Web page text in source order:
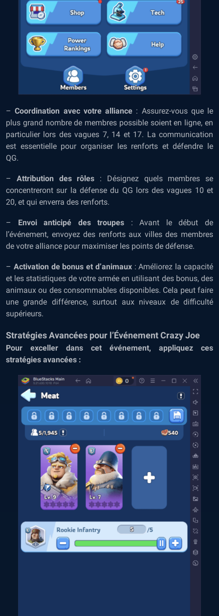
–Coordination avec votre alliance : Assurez-vous que le
plus grand nombre de membres possible soient en ligne, en
particulier lors des vagues 7, 14 et 17. La communication
est essentielle pour organiser les renforts et défendre le
QG.
– Attribution des rôles : Désignez quels membres se
concentreront sur la défense du QG lors des vagues 10 et
20, et qui enverra des renforts.
– Envoi anticipé des troupes : Avant le début de
l’événement, envoyez des renforts aux villes des membres
de votre alliance pour maximiser les points de défense.
– Activation de bonus et d’animaux: Améliorez la capacité
et les statistiques de votre armée en utilisant des bonus, des
animaux ou des consommables disponibles. Cela peut faire
une grande différence, surtout aux niveaux de difficulté
supérieurs.
Stratégies Avancées pour l’Événement Crazy Joe
Pour exceller dans cet événement, appliquez ces
stratégies avancées :